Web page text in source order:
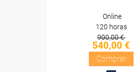
Online
120 horas
900,00 €
540,00 €
Comprar